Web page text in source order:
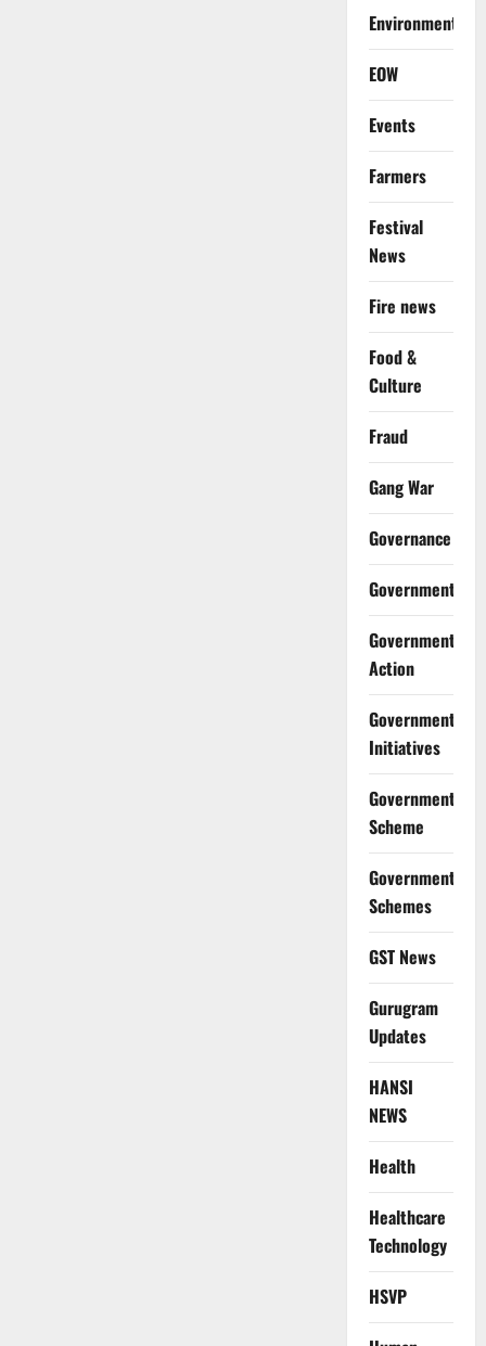
Environment
EOW
Events
Farmers
Festival
News
Fire news
Food &
Culture
Fraud
Gang War
Governance
Government
Government
Action
Government
Initiatives
Government
Scheme
Government
Schemes
GST News
Gurugram
Updates
HANSI
NEWS
Health
Healthcare
Technology
HSVP